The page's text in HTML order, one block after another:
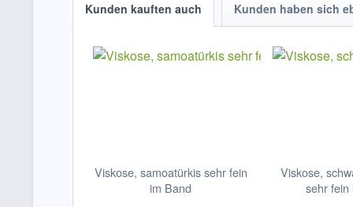
Kunden kauften auch Kunden haben sich
Viskose, samoatürkis sehr fein
im Band
Viskose,
sehr fein